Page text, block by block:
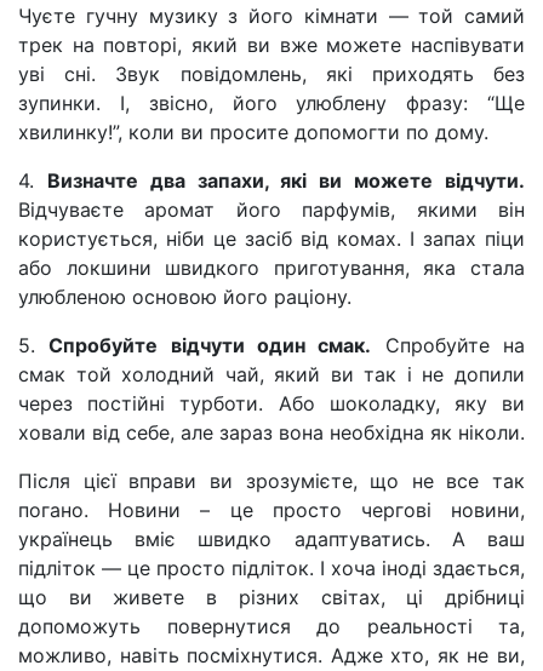
Чуєте гучну музику з його кімнати — той самий
трек на повторі, який ви вже можете наспівувати
уві сні. Звук повідомлень, які приходять без
зупинки. І, звісно, його улюблену фразу: “Ще
хвилинку!”, коли ви просите допомогти по дому.
4. Визначте два запахи, які ви можете відчути.
Відчуваєте аромат його парфумів, якими він
користується, ніби це засіб від комах. І запах піци
або локшини швидкого приготування, яка стала
улюбленою основою його раціону.
5.Спробуйте відчути один смак. Спробуйте на
смак той холодний чай, який ви так і не допили
через постійні турботи. Або шоколадку, яку ви
ховали від себе, але зараз вона необхідна як ніколи.
Після цієї вправи ви зрозумієте, що не все так
погано. Новини – це просто чергові новини,
українець вміє швидко адаптуватись. А ваш
підліток — це просто підліток. І хоча іноді здається,
що ви живете в різних світах, ці дрібниці
допоможуть повернутися до реальності та,
можливо, навіть посміхнутися. Адже хто, як не ви,